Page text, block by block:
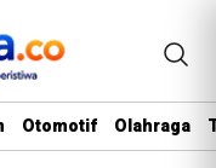
Otomotif Olahraga